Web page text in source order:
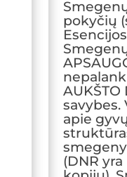
pokyčių
AUKŠTO
savybes.
apie
(DNR